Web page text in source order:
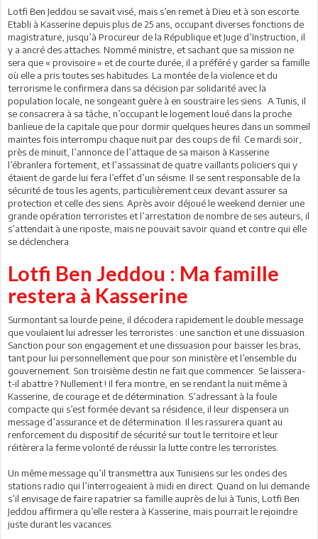
Lotfi Ben Jeddou se savait visé, mais s’en remet à Dieu et à son escorte.
Etabli à Kasserine depuis plus de 25 ans, occupant diverses fonctions de
magistrature, jusqu’à Procureur de la République et Juge d’Instruction, il
y a ancré des attaches. Nommé ministre, et sachant que sa mission ne
sera que « provisoire » et de courte durée, il a préféré y garder sa famille
où elle a pris toutes ses habitudes. La montée de la violence et du
terrorisme le confirmera dans sa décision par solidarité avec la
population locale, ne songeant guère à en soustraire les siens. A Tunis, il
se consacrera à sa tâche, n’occupant le logement loué dans la proche
banlieue de la capitale que pour dormir quelques heures dans un sommeil
maintes fois interrompu chaque nuit par des coups de fil. Ce mardi soir,
près de minuit, l’annonce de l’attaque de sa maison à Kasserine
l’ébranlera fortement, et l’assassinat de quatre vaillants policiers qui y
étaient de garde lui fera l’effet d’un séisme. Il se sent responsable de la
sécurité de tous les agents, particulièrement ceux devant assurer sa
protection et celle des siens. Après avoir déjoué le weekend dernier une
grande opération terroristes et l’arrestation de nombre de ses auteurs, il
s’attendait à une riposte, mais ne pouvait savoir quand et contre qui elle
se déclenchera.
Lotfi Ben Jeddou : Ma famille
restera à Kasserine
Surmontant sa lourde peine, il décodera rapidement le double message
que voulaient lui adresser les terroristes : une sanction et une dissuasion.
Sanction pour son engagement et une dissuasion pour baisser les bras,
tant pour lui personnellement que pour son ministère et l’ensemble du
gouvernement. Son troisième destin ne fait que commencer. Se laissera-
t-il abattre ? Nullement ! Il fera montre, en se rendant la nuit même à
Kasserine, de courage et de détermination. S’adressant à la foule
compacte qui s’est formée devant sa résidence, il leur dispensera un
message d’assurance et de détermination. Il les rassurera quant au
renforcement du dispositif de sécurité sur tout le territoire et leur
réitèrera la ferme volonté de réussir la lutte contre les terroristes.
Un même message qu’il transmettra aux Tunisiens sur les ondes des
stations radio qui l’interrogeaient à midi en direct. Quand on lui demande
s’il envisage de faire rapatrier sa famille auprès de lui à Tunis, Lotfi Ben
Jeddou affirmera qu’elle restera à Kasserine, mais pourrait le rejoindre
juste durant les vacances.